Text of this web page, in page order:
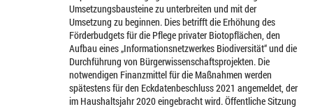
Umsetzungsbausteine zu unterbreiten und mit der
Umsetzung zu beginnen. Dies betrifft die Erhöhung des
Förderbudgets für die Pflege privater Biotopflächen, den
Aufbau eines „Informationsnetzwerkes Biodiversität“ und die
Durchführung von Bürgerwissenschaftsprojekten. Die
notwendigen Finanzmittel für die Maßnahmen werden
spätestens für den Eckdatenbeschluss 2021 angemeldet, der
im Haushaltsjahr 2020 eingebracht wird. Öffentliche Sitzung